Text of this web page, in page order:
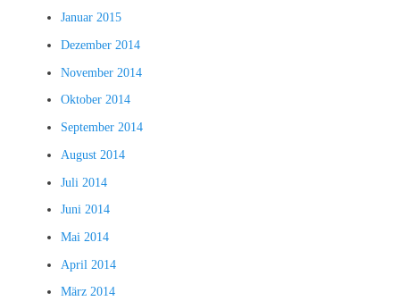
Januar 2015
Dezember 2014
November 2014
Oktober 2014
September 2014
August 2014
Juli 2014
Juni 2014
Mai 2014
April 2014
März 2014